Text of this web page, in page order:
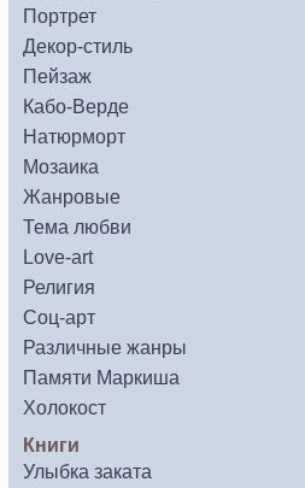
Портрет
Декор-стиль
Пейзаж
Кабо-Верде
Натюрморт
Мозаика
Жанровые
Тема любви
Love-art
Религия
Соц-арт
Различные жанры
Памяти Маркиша
Холокост
Книги
Улыбка заката